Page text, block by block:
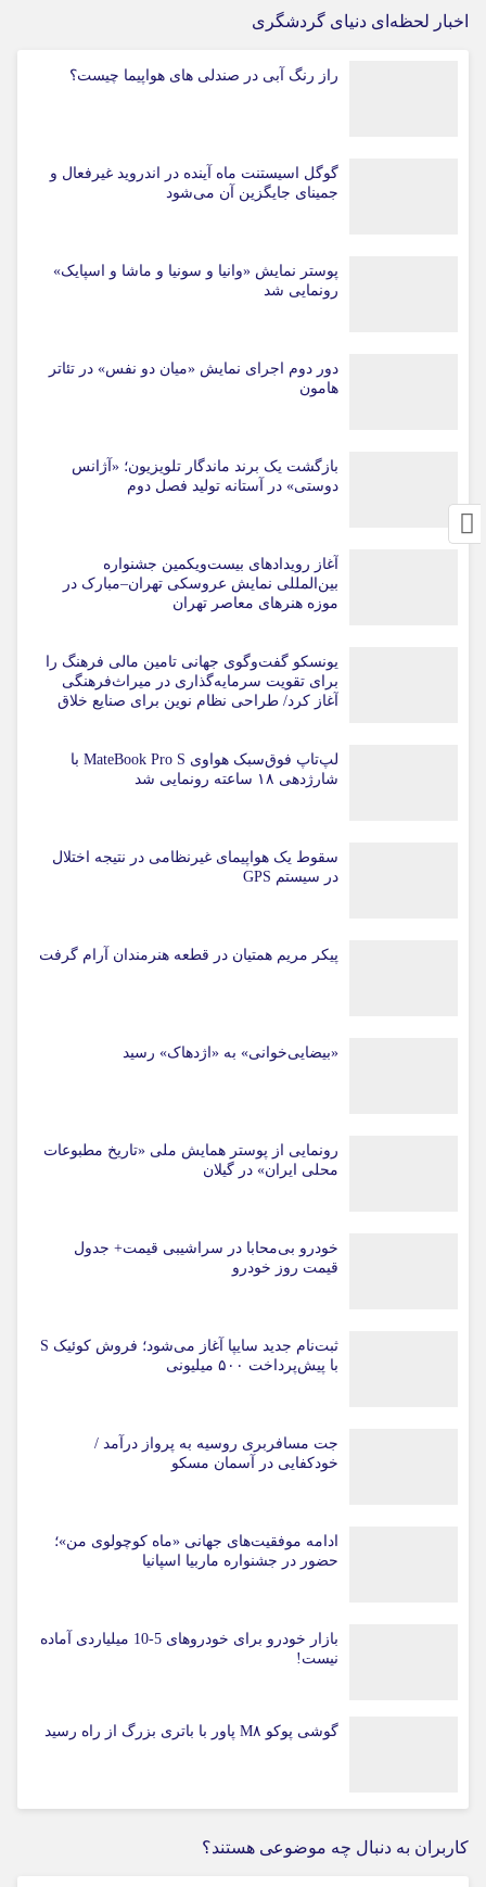
اخبار لحظه‌ای دنیای گردشگری
راز رنگ آبی در صندلی های هواپیما چیست؟
گوگل اسیستنت ماه آینده در اندروید غیرفعال و
جمینای جایگزین آن می‌شود
پوستر نمایش «وانیا و سونیا و ماشا و اسپایک»
رونمایی شد
دور دوم اجرای نمایش «میان دو نفس» در تئاتر
هامون
بازگشت یک برند ماندگار تلویزیون؛ «آژانس
دوستی» در آستانه تولید فصل دوم
آغاز رویدادهای بیست‌ویکمین جشنواره
بین‌المللی نمایش عروسکی تهران–مبارک در
موزه هنرهای معاصر تهران
یونسکو گفت‌وگوی جهانی تامین مالی فرهنگ را
برای تقویت سرمایه‌گذاری در میراث‌فرهنگی
آغاز کرد/ طراحی نظام نوین برای صنایع خلاق
لپ‌تاپ فوق‌سبک هواوی MateBook Pro S با
شارژدهی ۱۸ ساعته رونمایی شد
سقوط یک هواپیمای غیرنظامی در نتیجه اختلال
در سیستم‌ GPS
پیکر مریم همتیان در قطعه هنرمندان آرام گرفت
«بیضایی‌خوانی» به «اژدهاک» رسید
رونمایی از پوستر همایش ملی «تاریخ مطبوعات
محلی ایران» در گیلان
خودرو بی‌محابا در سراشیبی قیمت+ جدول
قیمت روز خودرو
ثبت‌نام جدید سایپا آغاز می‌شود؛ فروش کوئیک S
با پیش‌پرداخت ۵۰۰ میلیونی
جت مسافربری روسیه به پرواز درآمد /
خودکفایی در آسمان مسکو
ادامه موفقیت‌های جهانی «ماه کوچولوی من»؛
حضور در جشنواره ماربیا اسپانیا
بازار خودرو برای خودروهای 5-10 میلیاردی آماده
نیست!
گوشی پوکو M۸ پاور با باتری بزرگ از راه رسید
کاربران به دنبال چه موضوعی هستند؟